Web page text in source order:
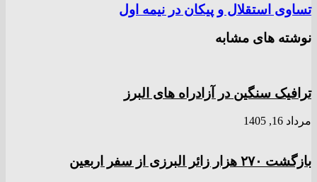
تساوی استقلال و پیکان در نیمه اول
نوشته های مشابه
ترافیک سنگین در آزادراه های البرز
مرداد 16, 1405
بازگشت ۲۷۰ هزار زائر البرزی از سفر اربعین